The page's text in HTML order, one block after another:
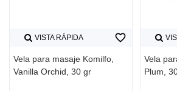
VISTA RÁPIDA
Vela para masaje Komilfo,
Vanilla Orchid, 30 gr
favorite_border
Vela
Plum,